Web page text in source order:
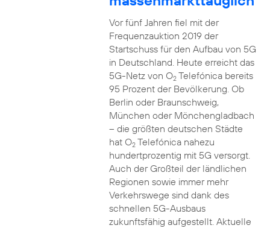
Vor fünf Jahren fiel mit der
Frequenzauktion 2019 der
Startschuss für den Aufbau von 5G
in Deutschland. Heute erreicht das
5G-Netz von O2Telefónica bereits
95 Prozent der Bevölkerung. Ob
Berlin oder Braunschweig,
München oder Mönchengladbach
– die größten deutschen Städte
hat O2Telefónica nahezu
hundertprozentig mit 5G versorgt.
Auch der Großteil der ländlichen
Regionen sowie immer mehr
Verkehrswege sind dank des
schnellen 5G-Ausbaus
zukunftsfähig aufgestellt. Aktuelle